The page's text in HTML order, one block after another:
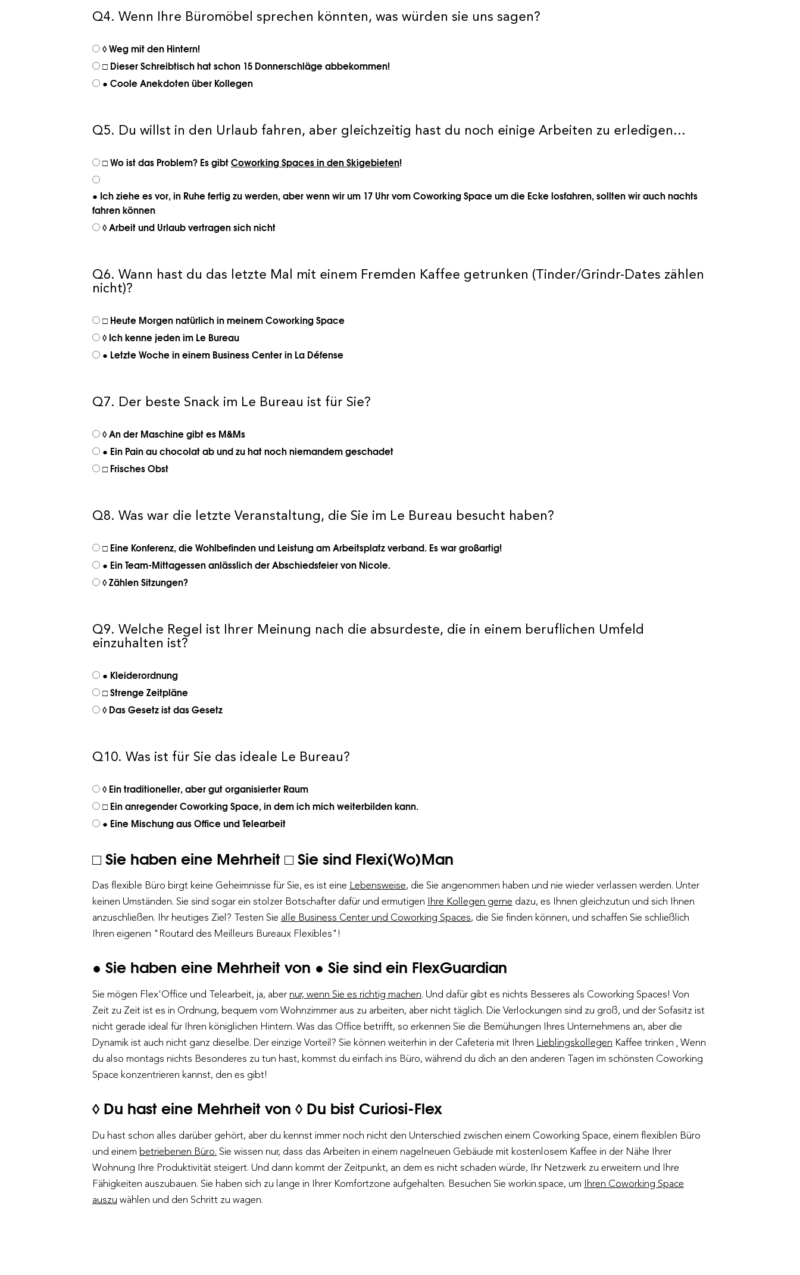
Q4. Wenn Ihre Büromöbel sprechen könnten, was würden sie uns sagen?
◊ Weg mit den Hintern!
□ Dieser Schreibtisch hat schon 15 Donnerschläge abbekommen!
● Coole Anekdoten über Kollegen
Q5. Du willst in den Urlaub fahren, aber gleichzeitig hast du noch einige Arbeiten zu erledigen...
□ Wo ist das Problem? Es gibtCoworking Spaces in den Skigebieten!
● Ich ziehe es vor, in Ruhe fertig zu werden, aber wenn wir um 17 Uhr vom Coworking Space um die Ecke losfahren, sollten wir auch nachts
fahren können
◊ Arbeit und Urlaub vertragen sich nicht
Q6. Wann hast du das letzte Mal mit einem Fremden Kaffee getrunken (Tinder/Grindr-Dates zählen
nicht)?
□ Heute Morgen natürlich in meinem Coworking Space
◊ Ich kenne jeden im Le Bureau
● Letzte Woche in einem Business Center in La Défense
Q7. Der beste Snack im Le Bureau ist für Sie?
◊ An der Maschine gibt es M&Ms
● Ein Pain au chocolat ab und zu hat noch niemandem geschadet
□ Frisches Obst
Q8. Was war die letzte Veranstaltung, die Sie im Le Bureau besucht haben?
□ Eine Konferenz, die Wohlbefinden und Leistung am Arbeitsplatz verband. Es war großartig!
● Ein Team-Mittagessen anlässlich der Abschiedsfeier von Nicole.
◊ Zählen Sitzungen?
Q9. Welche Regel ist Ihrer Meinung nach die absurdeste, die in einem beruflichen Umfeld
einzuhalten ist?
● Kleiderordnung
□ Strenge Zeitpläne
◊ Das Gesetz ist das Gesetz
Q10. Was ist für Sie das ideale Le Bureau?
◊ Ein traditioneller, aber gut organisierter Raum
□ Ein anregender Coworking Space, in dem ich mich weiterbilden kann.
● Eine Mischung aus Office und Telearbeit
□ Sie haben eine Mehrheit □ Sie sind Flexi(Wo)Man
Das flexible Büro birgt keine Geheimnisse für Sie, es ist eine Lebensweise, die Sie angenommen haben und nie wieder verlassen werden. Unter
keinen Umständen. Sie sind sogar ein stolzer Botschafter dafür und ermutigen Ihre Kollegen gerne dazu, es Ihnen gleichzutun und sich Ihnen
anzuschließen. Ihr heutiges Ziel? Testen Sie alle Business Center und Coworking Spaces, die Sie finden können, und schaffen Sie schließlich
Ihren eigenen "Routard des Meilleurs Bureaux Flexibles"!
● Sie haben eine Mehrheit von ● Sie sind ein FlexGuardian
Sie mögen Flex'Office und Telearbeit, ja, aber nur, wenn Sie es richtig machen. Und dafür gibt es nichts Besseres als Coworking Spaces! Von
Zeit zu Zeit ist es in Ordnung, bequem vom Wohnzimmer aus zu arbeiten, aber nicht täglich. Die Verlockungen sind zu groß, und der Sofasitz ist
nicht gerade ideal für Ihren königlichen Hintern. Was das Office betrifft, so erkennen Sie die Bemühungen Ihres Unternehmens an, aber die
Dynamik ist auch nicht ganz dieselbe. Der einzige Vorteil? Sie können weiterhin in der Cafeteria mit Ihren Lieblingskollegen Kaffee trinken . Wenn
du also montags nichts Besonderes zu tun hast, kommst du einfach ins Büro, während du dich an den anderen Tagen im schönsten Coworking
Space konzentrieren kannst, den es gibt!
◊ Du hast eine Mehrheit von ◊ Du bist Curiosi-Flex
Du hast schon alles darüber gehört, aber du kennst immer noch nicht den Unterschied zwischen einem Coworking Space, einem flexiblen Büro
und einem betriebenen Büro. Sie wissen nur, dass das Arbeiten in einem nagelneuen Gebäude mit kostenlosem Kaffee in der Nähe Ihrer
Wohnung Ihre Produktivität steigert. Und dann kommt der Zeitpunkt, an dem es nicht schaden würde, Ihr Netzwerk zu erweitern und Ihre
Fähigkeiten auszubauen. Sie haben sich zu lange in Ihrer Komfortzone aufgehalten. Besuchen Sie workin.space, um Ihren Coworking Space
auszu wählen und den Schritt zu wagen.